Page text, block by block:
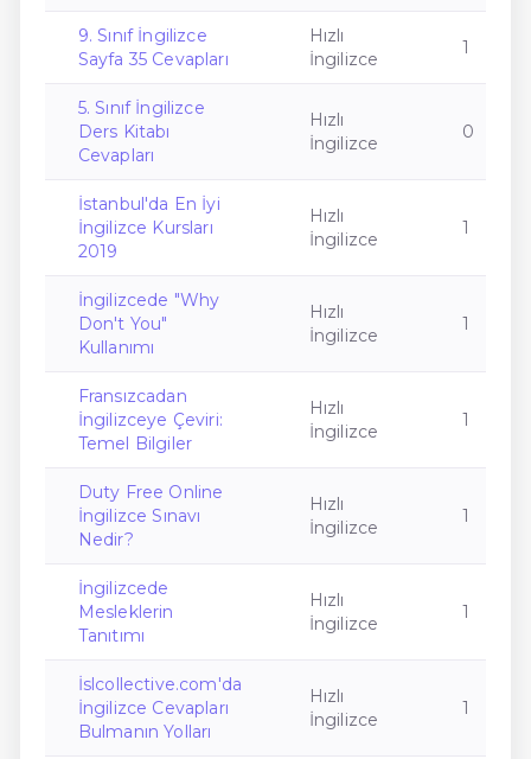
9. Sınıf İngilizce
Sayfa 35 Cevapları
Hızlı
İngilizce
1
5. Sınıf İngilizce
Ders Kitabı
Cevapları
Hızlı
İngilizce
0
İstanbul'da En İyi
İngilizce Kursları
2019
Hızlı
İngilizce
1
İngilizcede "Why
Don't You"
Kullanımı
Hızlı
İngilizce
1
Fransızcadan
İngilizceye Çeviri:
Temel Bilgiler
Hızlı
İngilizce
1
Duty Free Online
İngilizce Sınavı
Nedir?
Hızlı
İngilizce
1
İngilizcede
Mesleklerin
Tanıtımı
Hızlı
İngilizce
1
İslcollective.com'da
İngilizce Cevapları
Bulmanın Yolları
Hızlı
İngilizce
1